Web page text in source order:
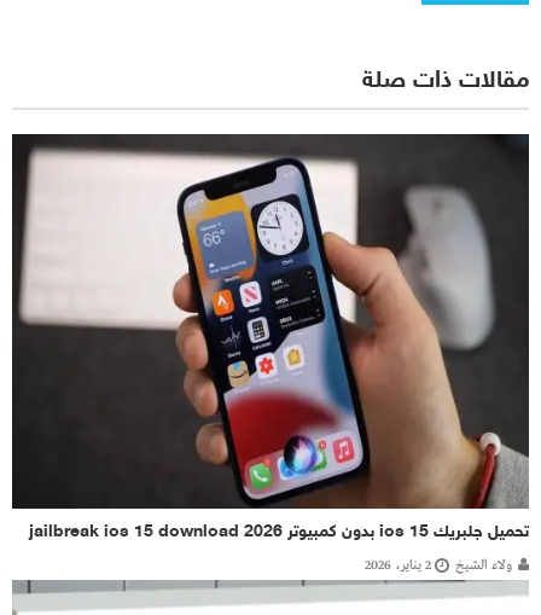
مقالات ذات صلة
تحميل جلبريك ios 15 بدون كمبيوتر 2026 jailbreak ios 15 download
ولاء الشيخ 2 يناير، 2026